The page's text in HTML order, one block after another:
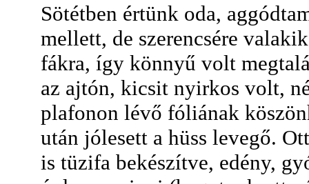
Sötétben értünk oda,
mellett, de szerencsére
fákra, így könnyű volt
az ajtón, kicsit nyirkos volt,
plafonon lévő fóliának
után jólesett a hüss levegő.
is tüzifa bekészítve, edény,